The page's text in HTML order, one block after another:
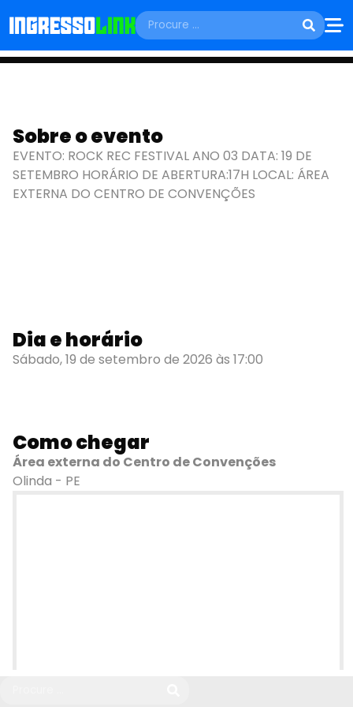
ROCK REC FESTIVAL
ANO 03
Olinda - PE
Sobre o evento
EVENTO: ROCK REC FESTIVAL ANO 03 DATA: 19 DE
SETEMBRO HORÁRIO DE ABERTURA:17H LOCAL: ÁREA
EXTERNA DO CENTRO DE CONVENÇÕES
Dia e horário
Sábado, 19 de setembro de 2026 às 17:00
Como chegar
Área externa do Centro de Convenções
Olinda - PE